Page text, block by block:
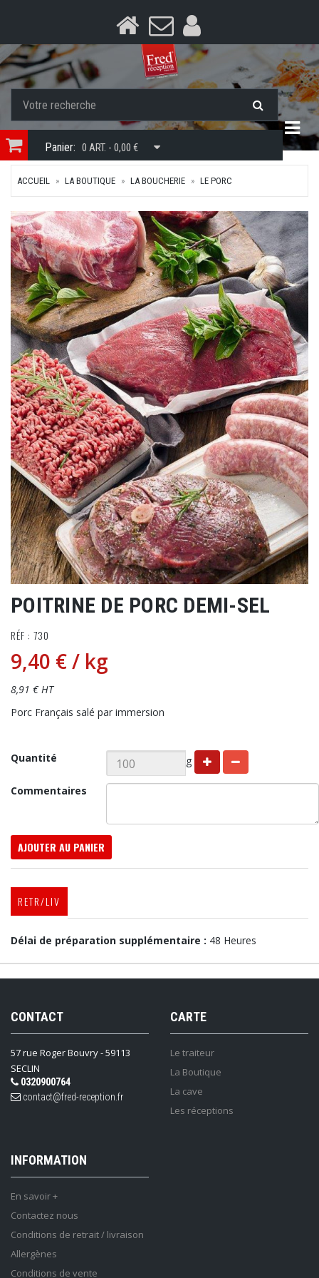
Panier: 0 ART. - 0,00 €
ACCUEIL LA BOUTIQUE LA BOUCHERIE LE PORC
POITRINE DE PORC DEMI-SEL
RÉF : 730
9,40 €/ kg
8,91 € HT
Porc Français salé par immersion
Quantité g
Commentaires
AJOUTER AU PANIER
RETR/LIV
Délai de préparation supplémentaire : 48 Heures
CONTACT
57 rue Roger Bouvry - 59113
SECLIN
0320900764
contact@fred-reception.fr
CARTE
Le traiteur
La Boutique
La cave
Les réceptions
INFORMATION
En savoir +
Contactez nous
Conditions de retrait / livraison
Allergènes
Conditions de vente